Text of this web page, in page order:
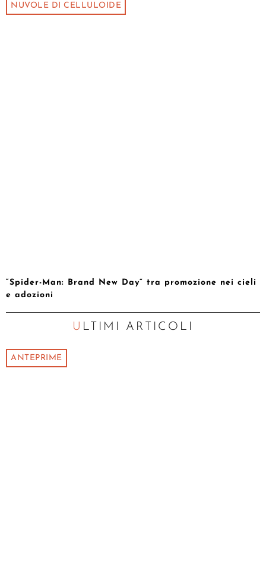
NUVOLE DI CELLULOIDE
“Spider-Man: Brand New Day” tra promozione nei cieli
e adozioni
ULTIMI ARTICOLI
ANTEPRIME